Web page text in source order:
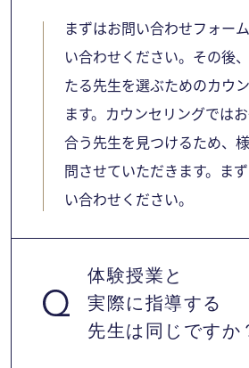
まずはお問い合わせフォー
い合わせください。その後
たる先生を選ぶためのカウ
ます。カウンセリングでは
合う先生を見つけるため、
問させていただきます。ま
い合わせください。
体験授業と
実際に指導する
先生は同じですか